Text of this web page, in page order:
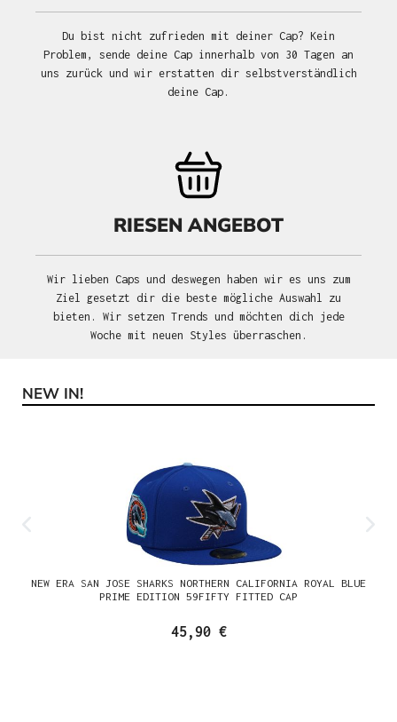
Du bist nicht zufrieden mit deiner Cap? Kein
Problem, sende deine Cap innerhalb von 30 Tagen an
uns zurück und wir erstatten dir selbstverständlich
deine Cap.
RIESEN ANGEBOT
Wir lieben Caps und deswegen haben wir es uns zum
Ziel gesetzt dir die beste mögliche Auswahl zu
bieten. Wir setzen Trends und möchten dich jede
Woche mit neuen Styles überraschen.
Produktgalerie überspringen
NEW IN!
NEW ERA SAN JOSE SHARKS NORTHERN CALIFORNIA ROYAL BLUE
PRIME EDITION 59FIFTY FITTED CAP
45,90 €